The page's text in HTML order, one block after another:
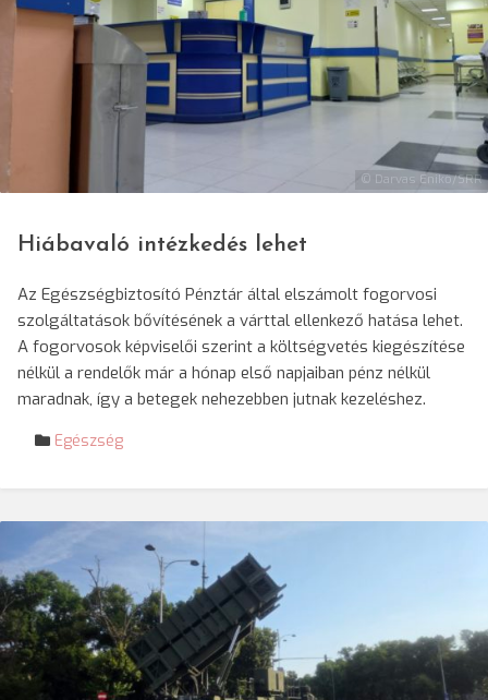
© Darvas Enikő/SRR
Hiábavaló intézkedés lehet
Az Egészségbiztosító Pénztár által elszámolt fogorvosi
szolgáltatások bővítésének a várttal ellenkező hatása lehet.
A fogorvosok képviselői szerint a költségvetés kiegészítése
nélkül a rendelők már a hónap első napjaiban pénz nélkül
maradnak, így a betegek nehezebben jutnak kezeléshez.
Egészség